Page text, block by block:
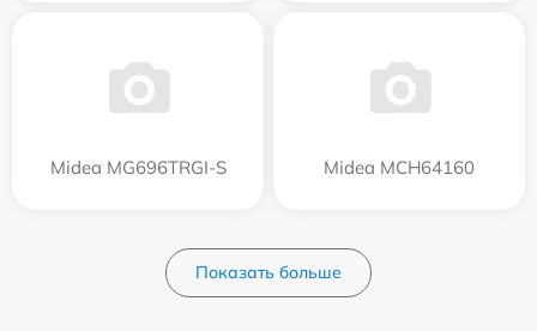
Midea MG696TRGI-S Midea MCH64160
Показать больше